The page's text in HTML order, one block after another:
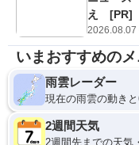
え [PR]
2026.08.07
いまおすすめの
雨雲レーダー
現在の雨雲の動き
2週間天気
2週間先までの天気